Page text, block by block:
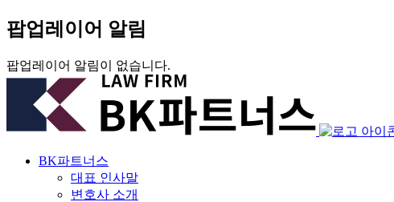
팝업레이어 알림
팝업레이어 알림이 없습니다.
BK파트너스
대표 인사말
변호사 소개